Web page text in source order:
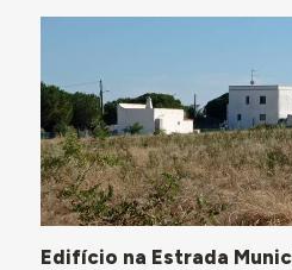
Edifício na Estrada